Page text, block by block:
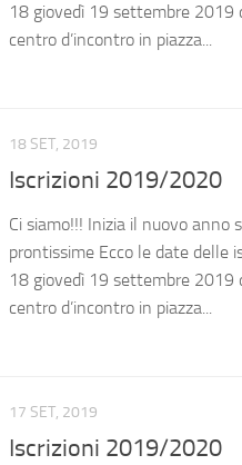
18 giovedì 19 settembre 2019
centro d’incontro in piazza...
18 SET, 2019
Iscrizioni 2019/2020
Ci siamo!!! Inizia il nuovo anno
prontissime Ecco le date delle
18 giovedì 19 settembre 2019
centro d’incontro in piazza...
17 SET, 2019
Iscrizioni 2019/2020